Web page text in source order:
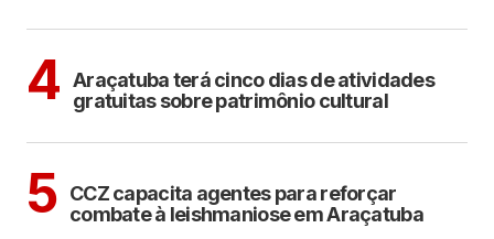
4 Araçatuba terá cinco dias de atividades
gratuitas sobre patrimônio cultural
5 CCZ capacita agentes para reforçar
combate à leishmaniose em Araçatuba